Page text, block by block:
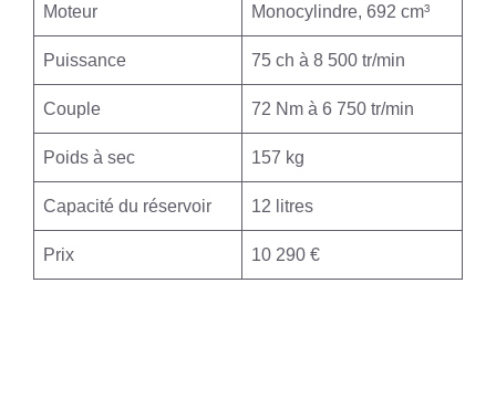
Moteur Monocylindre, 692 cm³
Puissance 75 ch à 8 500 tr/min
Couple 72 Nm à 6 750 tr/min
Poids à sec 157 kg
Capacité du réservoir 12 litres
Prix 10 290 €